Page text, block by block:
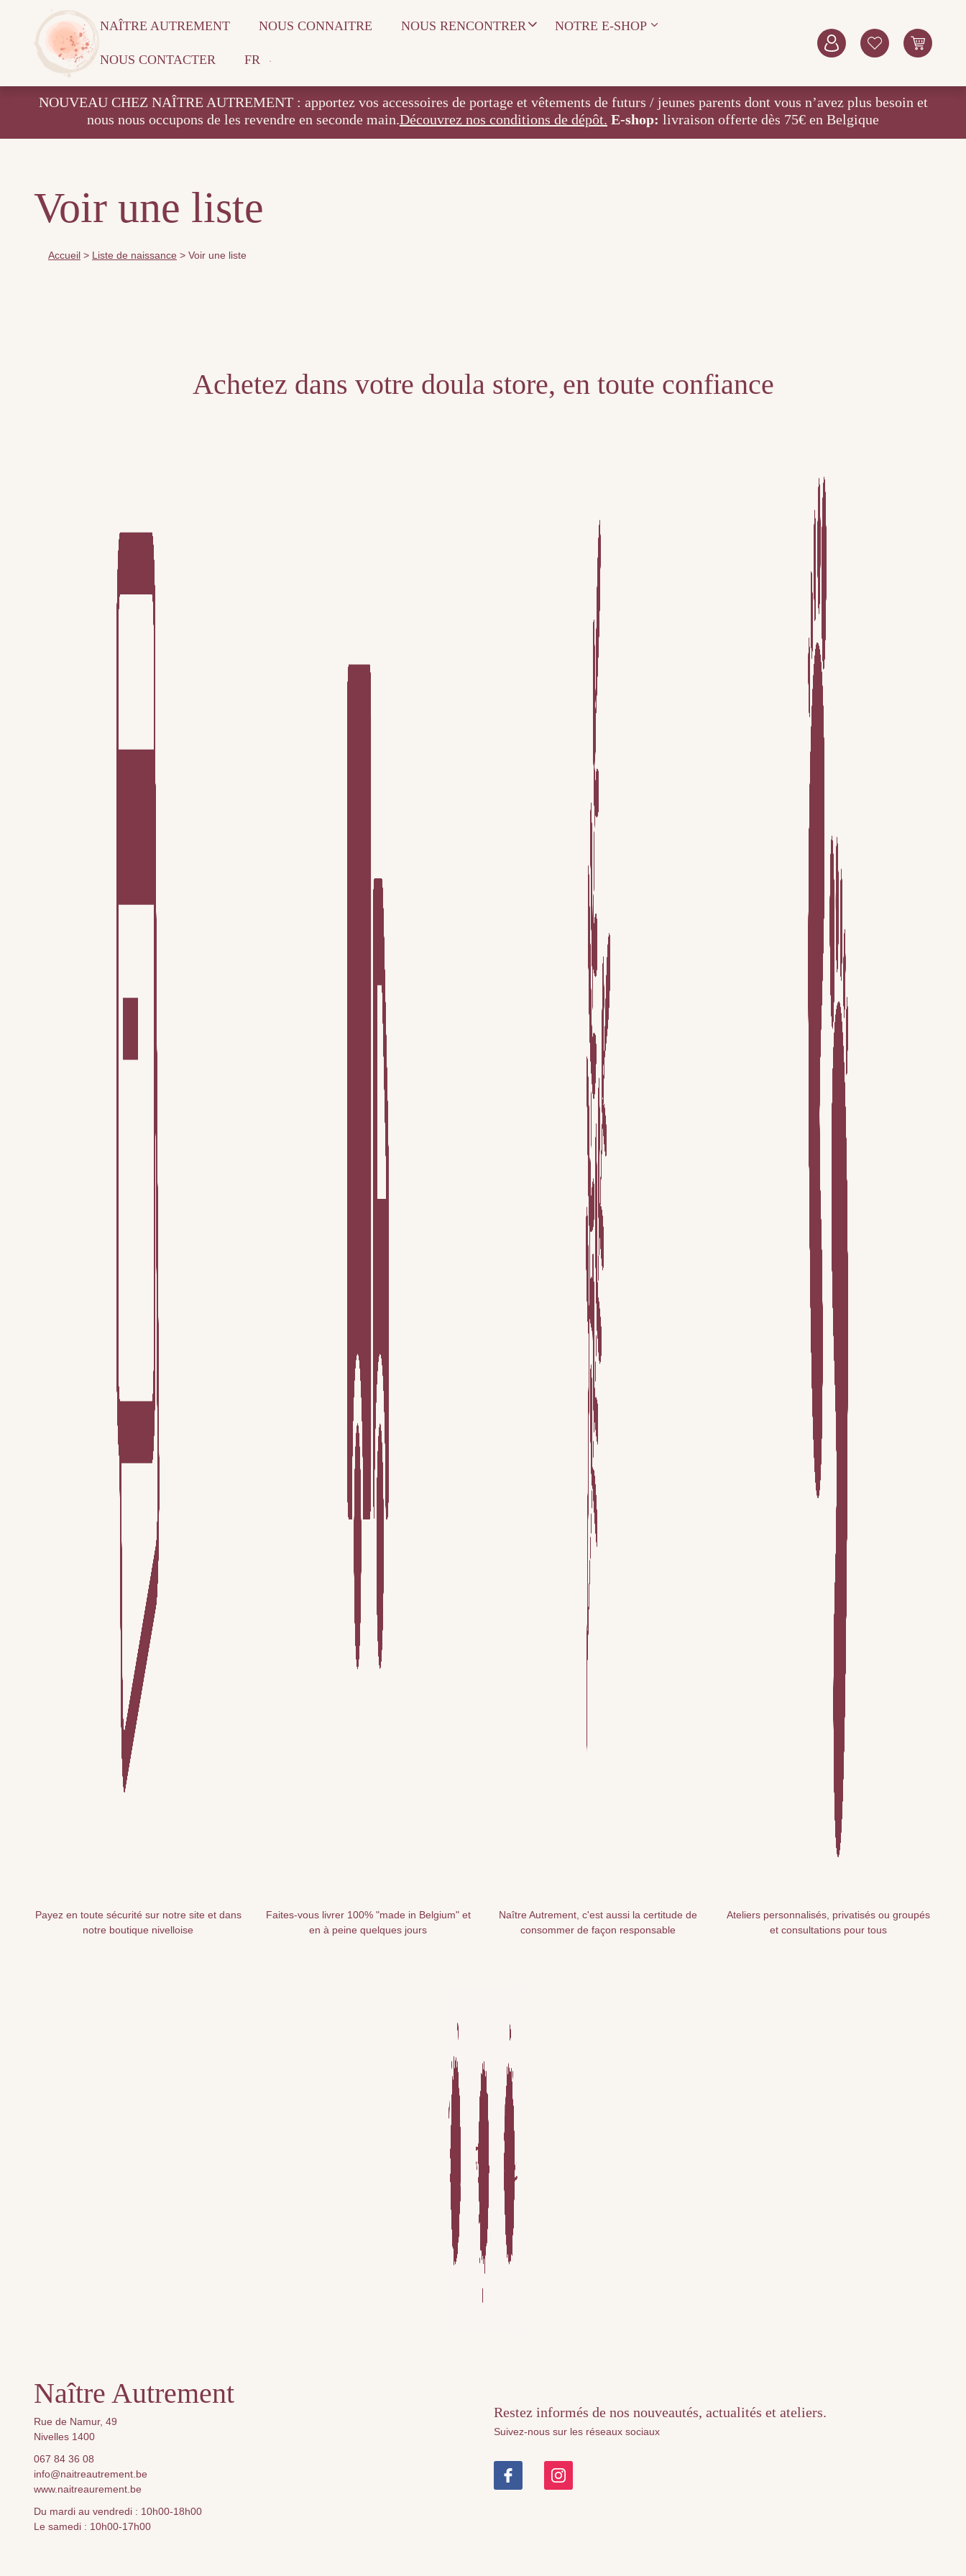
NAÎTRE AUTREMENT NOUS CONNAITRE NOUS RENCONTRER NOTRE E-SHOP
NOUS CONTACTER FR
NOUVEAU CHEZ NAÎTRE AUTREMENT : apportez vos accessoires de portage et vêtements de futurs / jeunes parents dont vous n’avez plus besoin et
nous nous occupons de les revendre en seconde main.Découvrez nos conditions de dépôt. E-shop: livraison offerte dès 75€ en Belgique
Voir une liste
Accueil > Liste de naissance > Voir une liste
Achetez dans votre doula store, en toute confiance
Payez en toute sécurité sur notre site et dans
notre boutique nivelloise
Faites-vous livrer 100% "made in Belgium" et
en à peine quelques jours
Naître Autrement, c'est aussi la certitude de
consommer de façon responsable
Ateliers personnalisés, privatisés ou groupés
et consultations pour tous
Naître Autrement
Rue de Namur, 49
Nivelles 1400
067 84 36 08
info@naitreautrement.be
www.naitreaurement.be
Du mardi au vendredi : 10h00-18h00
Le samedi : 10h00-17h00
Restez informés de nos nouveautés, actualités et ateliers.
Suivez-nous sur les réseaux sociaux